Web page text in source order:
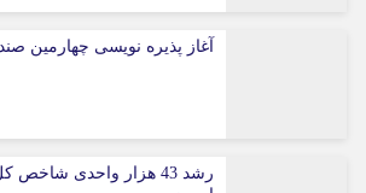
آغاز پذیره نویسی چهارمین
رشد 43 هزار واحدی